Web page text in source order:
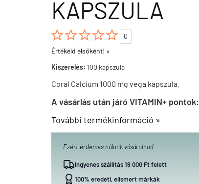
KAPSZULA

0
Értékeld elsőként! »
Kiszerelés: 100 kapszula
Coral Calcium 1000 mg vega kapszula.
A vásárlás után járó VITAMIN+ pontok:
További termékinformáció »
Ezért érdemes nálunk vásárolnod
Ingyenes szállítás 19 000 Ft felett
100% eredeti, elismert márkák